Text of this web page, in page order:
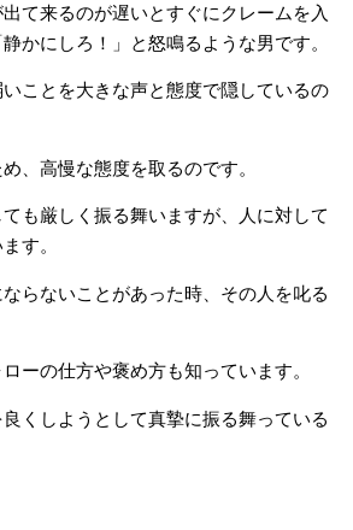
て来るのが遅いとすぐにクレームを入
かにしろ！」と怒鳴るような男です。
ことを大きな声と態度で隠しているの
、高慢な態度を取るのです。
も厳しく振る舞いますが、人に対して
す。
らないことがあった時、その人を叱る
ーの仕方や褒め方も知っています。
くしようとして真摯に振る舞っている